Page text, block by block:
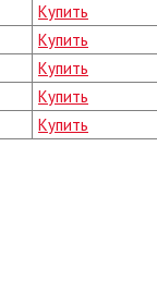
Купить
Купить
Купить
Купить
Купить